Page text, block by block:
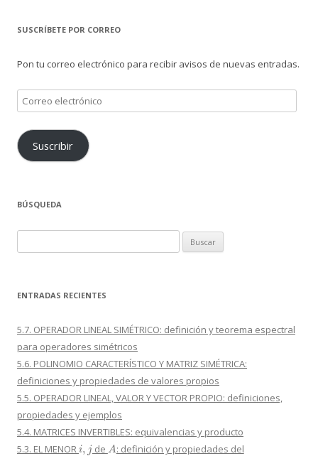
SUSCRÍBETE POR CORREO
Pon tu correo electrónico para recibir avisos de nuevas entradas.
Correo
electrónico
Suscribir
BÚSQUEDA
ENTRADAS RECIENTES
5.7. OPERADOR LINEAL SIMÉTRICO: definición y teorema espectral
para operadores simétricos
5.6. POLINOMIO CARACTERÍSTICO Y MATRIZ SIMÉTRICA:
definiciones y propiedades de valores propios
5.5. OPERADOR LINEAL, VALOR Y VECTOR PROPIO: definiciones,
propiedades y ejemplos
5.4. MATRICES INVERTIBLES: equivalencias y producto
5.3. EL MENORi,j de A: definición y propiedades del